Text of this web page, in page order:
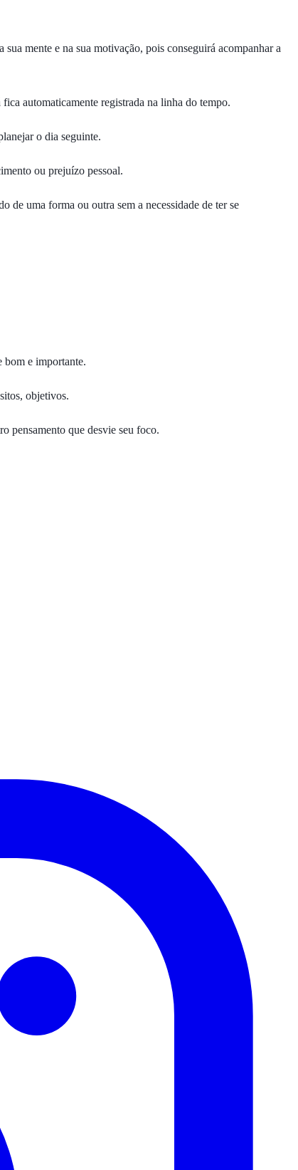
mente e na sua motivação, pois conseguirá acompanhar a
automaticamente registrada na linha do tempo.
o dia seguinte.
ou prejuízo pessoal.
de uma forma ou outra sem a necessidade de ter se
bom e importante.
objetivos.
pensamento que desvie seu foco.